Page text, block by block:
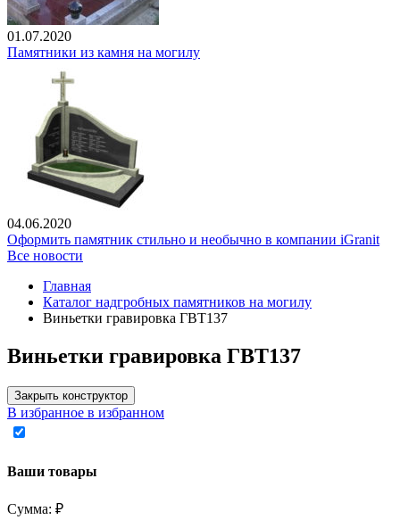
01.07.2020
Памятники из камня на могилу
04.06.2020
Оформить памятник стильно и необычно в компании iGranit
Все новости
Главная
Каталог надгробных памятников на могилу
Виньетки гравировка ГВТ137
Виньетки гравировка ГВТ137
Закрыть конструктор
В избранное в избранном
Ваши товары
Сумма: ₽